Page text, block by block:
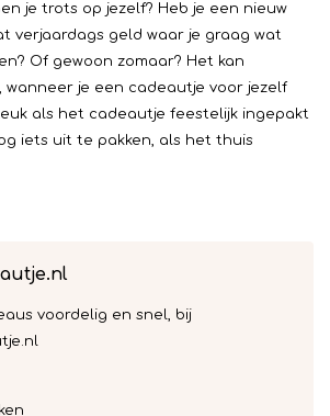
je trots op jezelf? Heb je een nieuw
verjaardags geld waar je graag wat
Of gewoon zomaar? Het kan
wanneer je een cadeautje voor jezelf
als het cadeautje feestelijk ingepakt
iets uit te pakken, als het thuis
voordelig en snel, bij